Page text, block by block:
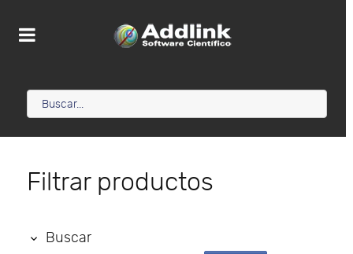
Filtrar productos
Buscar